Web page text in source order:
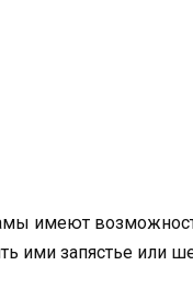
имеют
ими запястье или